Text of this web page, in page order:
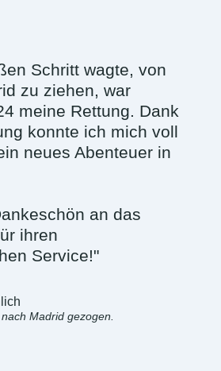
Schritt wagte, von
zu ziehen, war
meine Rettung. Dank
konnte ich mich voll
neues Abenteuer in
an das
ihren
Service!"
Madrid gezogen.